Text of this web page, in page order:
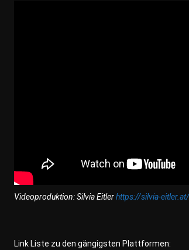
Videoproduktion: Silvia Eitlerhttps://silvia-eitler.at/
Link Liste zu den gängigsten Plattformen: